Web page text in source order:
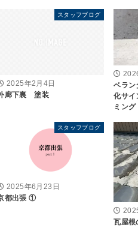
スタッフブログ
2025年2月4日
廊下裏 塗装
ベラン
化サイ
ミング
スタッフブログ
2025年6月23日
都出張 ①
瓦屋